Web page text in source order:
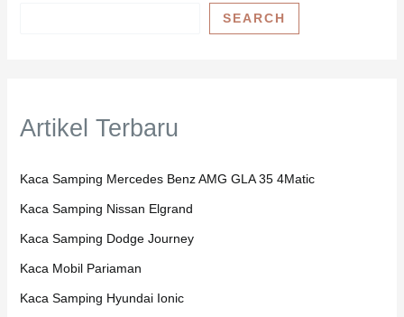
SEARCH
Artikel Terbaru
Kaca Samping Mercedes Benz AMG GLA 35 4Matic
Kaca Samping Nissan Elgrand
Kaca Samping Dodge Journey
Kaca Mobil Pariaman
Kaca Samping Hyundai Ionic